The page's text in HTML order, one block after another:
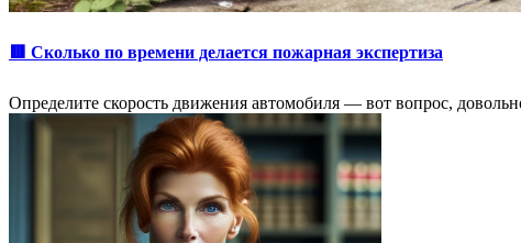
🟥 Сколько по времени делается пожарная экспертиза
Определите скорость движения автомобиля ― вот вопрос,